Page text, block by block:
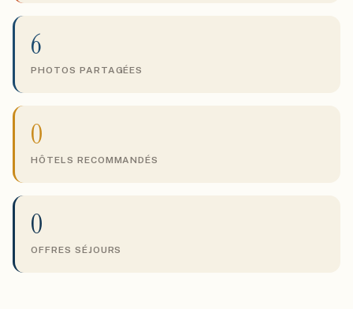
6
PHOTOS PARTAGÉES
0
HÔTELS RECOMMANDÉS
0
OFFRES SÉJOURS